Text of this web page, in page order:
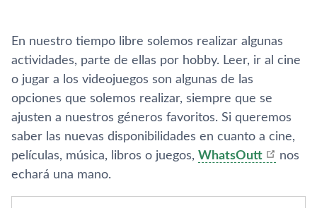
En nuestro tiempo libre solemos realizar algunas
actividades, parte de ellas por hobby. Leer, ir al cine
o jugar a los videojuegos son algunas de las
opciones que solemos realizar, siempre que se
ajusten a nuestros géneros favoritos. Si queremos
saber las nuevas disponibilidades en cuanto a cine,
pelí­culas, música, libros o juegos, WhatsOutt
nos
echará una mano.